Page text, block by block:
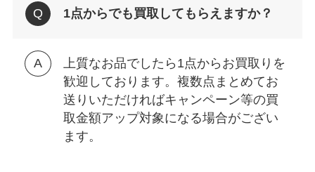
1点からでも買取してもらえますか？
上質なお品でしたら1点からお買取りを
歓迎しております。複数点まとめてお
送りいただければキャンペーン等の買
取金額アップ対象になる場合がござい
ます。